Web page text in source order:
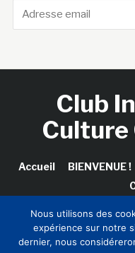
Club
Culture
Accueil BIENVENUE !
Copyright © 2026 Club
Nous utilisons des
expérience sur notre
dernier, nous